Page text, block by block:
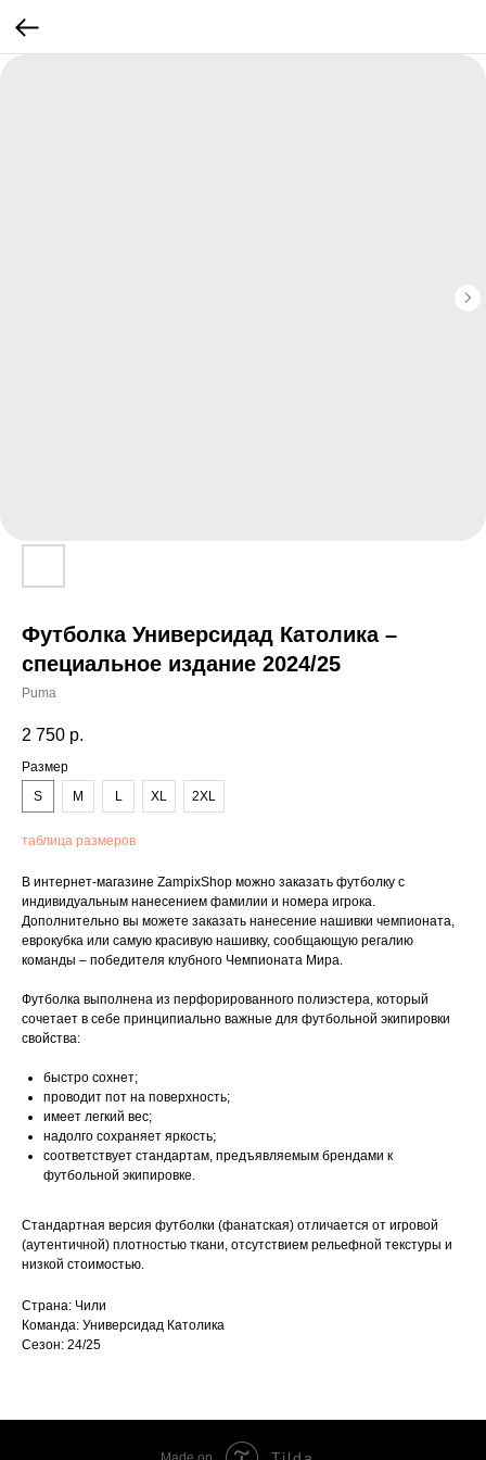
Футболка Универсидад Католика –
специальное издание 2024/25
Puma
2 750 р.
Размер
S
M L XL 2XL
таблица размеров
В интернет-магазине ZampixShop можно заказать футболку с
индивидуальным нанесением фамилии и номера игрока.
Дополнительно вы можете заказать нанесение нашивки чемпионата,
еврокубка или самую красивую нашивку, сообщающую регалию
команды – победителя клубного Чемпионата Мира.
Футболка выполнена из перфорированного полиэстера, который
сочетает в себе принципиально важные для футбольной экипировки
свойства:
быстро сохнет;
проводит пот на поверхность;
имеет легкий вес;
надолго сохраняет яркость;
соответствует стандартам, предъявляемым брендами к
футбольной экипировке.
Стандартная версия футболки (фанатская) отличается от игровой
(аутентичной) плотностью ткани, отсутствием рельефной текстуры и
низкой стоимостью.
Страна: Чили
Команда: Универсидад Католика
Сезон: 24/25